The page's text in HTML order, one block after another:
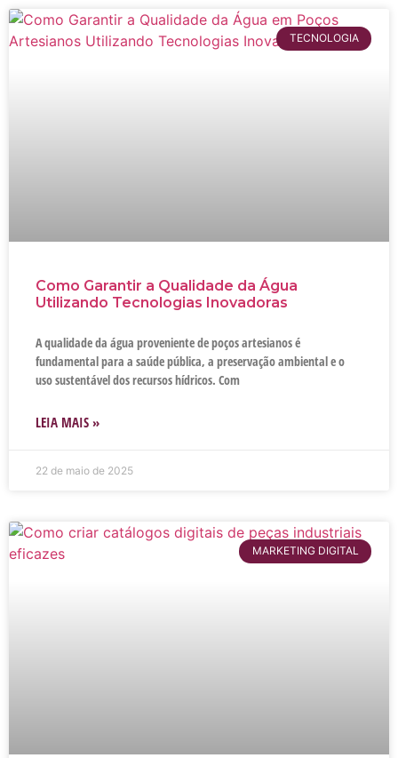
TECNOLOGIA
Como Garantir a Qualidade da Água
Utilizando Tecnologias Inovadoras
A qualidade da água proveniente de poços artesianos é
fundamental para a saúde pública, a preservação ambiental e o
uso sustentável dos recursos hídricos. Com
LEIA MAIS »
22 de maio de 2025
MARKETING DIGITAL